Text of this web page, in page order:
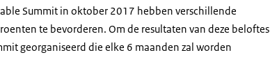
Summit in oktober 2017 hebben verschillende
te bevorderen. Om de resultaten van deze beloftes
georganiseerd die elke 6 maanden zal worden